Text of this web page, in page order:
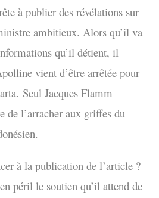
à publier des révélations sur
ambitieux. Alors qu’il va
qu’il détient, il
vient d’être arrêtée pour
Seul Jacques Flamm
de l’arracher aux griffes du
à la publication de l’article ?
péril le soutien qu’il attend de